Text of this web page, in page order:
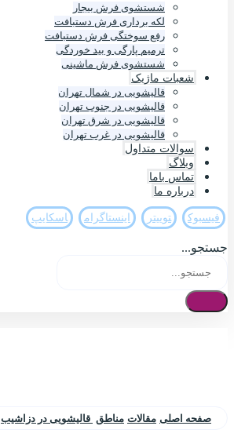
شستشوی فرش بیجار
لکه برداری فرش دستبافت
رفع سوختگی فرش دستبافت
ترمیم پارگی و بید خوردگی
شستشوی فرش ماشینی
شعبات ماژیک
قالیشویی در شمال تهران
قالیشویی در جنوب تهران
قالیشویی در شرق تهران
قالیشویی در غرب تهران
سوالات متداول
وبلاگ
تماس باما
درباره ما
فيسبوک تويیتر اینستاگرام اسکایپ
جستجو...
صفحه اصلی مقالات مناطق قالیشویی در دزاشیب